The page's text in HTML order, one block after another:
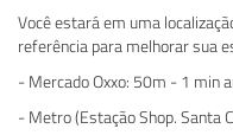
Você estará em uma
referência para melhorar sua
- Mercado Oxxo: 50m - 1 min
- Metro (Estação Shop. Santa